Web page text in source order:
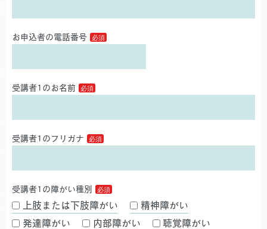
お申込者の電話番号
受講者1のお名前
受講者1のフリガナ
受講者1の障がい種別
上肢または下肢障がい
精神障がい
発達障がい
内部障がい
聴覚障がい